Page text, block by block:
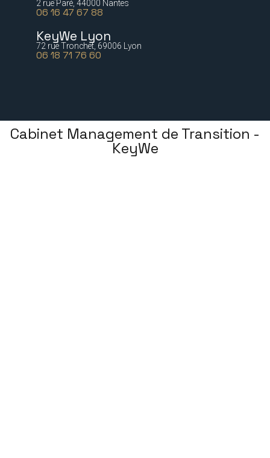
2 rue Paré, 44000 Nantes
06 16 47 67 88
KeyWe Lyon
72 rue Tronchet, 69006 Lyon
06 18 71 76 60
Cabinet Management de Transition -
KeyWe